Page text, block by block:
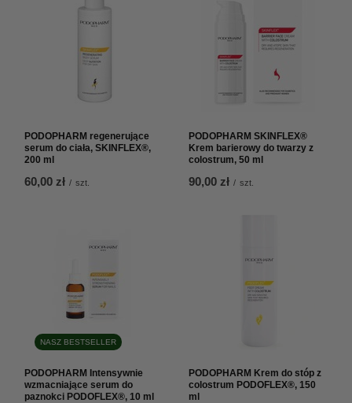
PODOPHARM regenerujące
serum do ciała, SKINFLEX®,
200 ml
60,00 zł / szt.
PODOPHARM SKINFLEX®
Krem barierowy do twarzy z
colostrum, 50 ml
90,00 zł / szt.
NASZ BESTSELLER
PODOPHARM Intensywnie
wzmacniające serum do
paznokci PODOFLEX®, 10 ml
PODOPHARM Krem do stóp z
colostrum PODOFLEX®, 150
ml